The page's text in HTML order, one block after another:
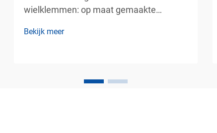
wielklemmen: op maat gemaakte
betrouwbare
Bekijk meer